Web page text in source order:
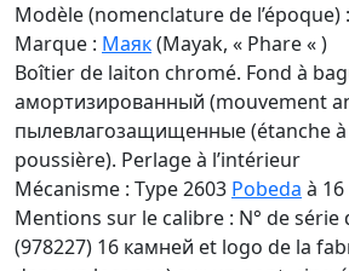
Modèle (nomenclature de l’époque)
Marque : Маяк(Mayak, « Phare « )
Boîtier de laiton chromé. Fond à
амортизированный (mouvement
пылевлагозащищенные (étanche à
poussière). Perlage à l’intérieur
Mécanisme : Type 2603 Pobeda à
Mentions sur le calibre : N° de série
(978227) 16 камней et logo de la